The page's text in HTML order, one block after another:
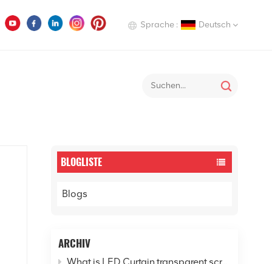
Sprache : Deutsch
BLOGLISTE
Blogs
ARCHIV